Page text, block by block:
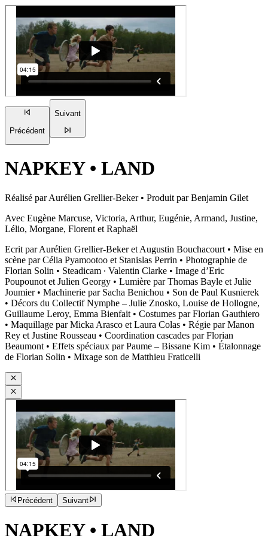
Précédent
Suivant
NAPKEY • LAND
Réalisé par Aurélien Grellier-Beker • Produit par Benjamin Gilet
Avec Eugène Marcuse, Victoria, Arthur, Eugénie, Armand, Justine,
Lélio, Morgane, Florent et Raphaël
Ecrit par Aurélien Grellier-Beker et Augustin Bouchacourt • Mise en
scène par Célia Pyamootoo et Stanislas Perrin • Photographie de
Florian Solin • Steadicam ∙ Valentin Clarke • Image d’Eric
Poupounot et Julien Georgy • Lumière par Thomas Bayle et Julie
Joumier • Machinerie par Sacha Benichou • Son de Paul Kusnierek
• Décors du Collectif Nymphe – Julie Znosko, Louise de Hollogne,
Guillaume Leroy, Emma Bienfait • Costumes par Florian Gauthiero
• Maquillage par Micka Arasco et Laura Colas • Régie par Manon
Rey et Justine Rousseau • Coordination cascades par Florian
Beaumont • Effets spéciaux par Paume – Bissane Kim • Étalonnage
de Florian Solin • Mixage son de Matthieu Fraticelli
Précédent Suivant
NAPKEY • LAND